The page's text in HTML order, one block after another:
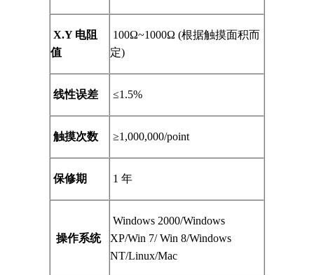
X.Y 电阻
值
100Ω~1000Ω (根据触摸面积而
定)
线性误差 ≤1.5%
触摸次数 ≥1,000,000/point
保修期 1年
操作系统
Windows 2000/Windows
XP/Win 7/ Win 8/Windows
NT/Linux/Mac